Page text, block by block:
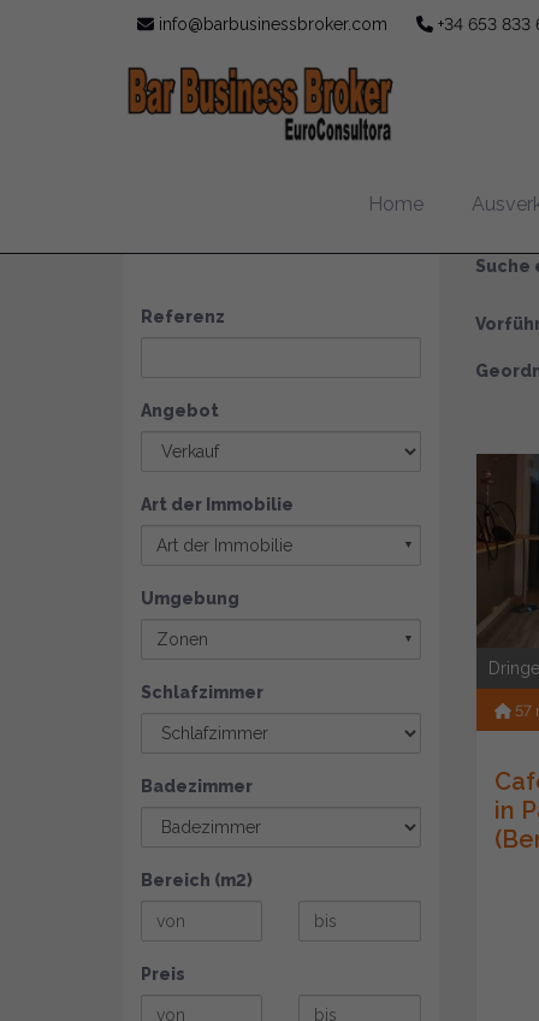
info@barbusinessbroker.com +34 653 833
Home
Suche
57
in
Referenz
Angebot
Art der Immobilie
Art der Immobilie ▼
Umgebung
Zonen ▼
Schlafzimmer
Badezimmer
Bereich (m2)
Preis